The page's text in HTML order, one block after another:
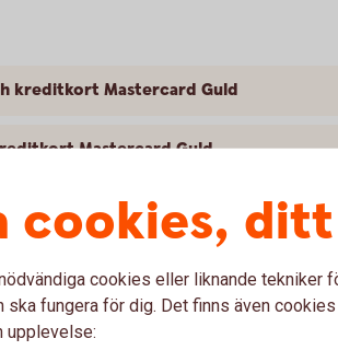
kreditkort Mastercard Guld
Mastercard Guld
för Mastercard Guld? Skadeanmälan och kontaktvägar
Guld
cookies,
cookies eller liknande tekniker
ska fungera för dig. Det finns även
upplevelse: